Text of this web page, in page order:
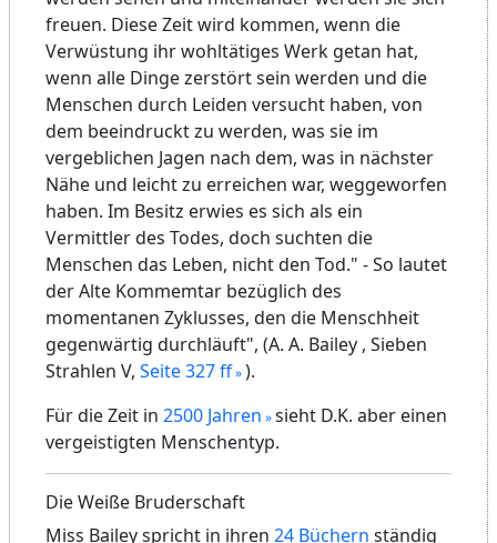
freuen. Diese Zeit wird kommen, wenn die
Verwüstung ihr wohltätiges Werk getan hat,
wenn alle Dinge zerstört sein werden und die
Menschen durch Leiden versucht haben, von
dem beeindruckt zu werden, was sie im
vergeblichen Jagen nach dem, was in nächster
Nähe und leicht zu erreichen war, weggeworfen
haben. Im Besitz erwies es sich als ein
Vermittler des Todes, doch suchten die
Menschen das Leben, nicht den Tod." - So lautet
der Alte Kommemtar bezüglich des
momentanen Zyklusses, den die Menschheit
gegenwärtig durchläuft", (A. A. Bailey , Sieben
Strahlen V, Seite 327 ff ).
Für die Zeit in 2500 Jahren sieht D.K. aber einen
vergeistigten Menschentyp.
Die Weiße Bruderschaft
Miss Bailey spricht in ihren 24 Büchern ständig